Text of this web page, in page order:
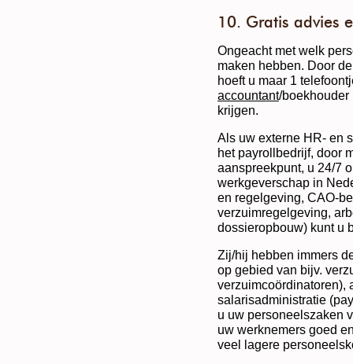
10. Gratis advies
Ongeacht met welk
maken hebben. Door
hoeft u maar 1
accountant/boekhouder
krijgen.
Als uw externe HR- en
het payrollbedrijf, door
aanspreekpunt, u 24/7
werkgeverschap in
en regelgeving, CAO-
verzuimregelgeving,
dossieropbouw) kunt u
Zij/hij hebben immers
op gebied van bijv.
verzuimcoördinatoren),
salarisadministratie
u uw personeelszaken
uw werknemers goed
veel lagere